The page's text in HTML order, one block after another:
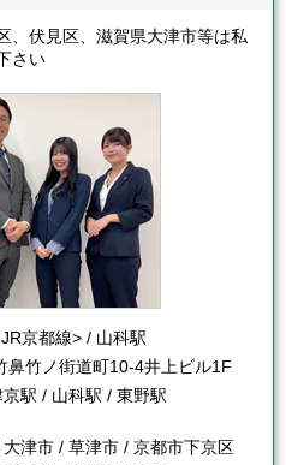
、伏見区、滋賀県大津市等は私
さい
京都線> / 山科駅
鼻竹ノ街道町10-4井上ビル1F
駅 / 山科駅 / 東野駅
津市 / 草津市 / 京都市下京区